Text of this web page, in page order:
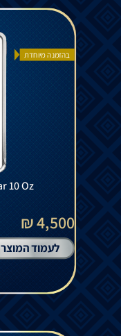
בהזמנה מיוחדת
10 Oz
4,500 ₪
לעמוד המוצר